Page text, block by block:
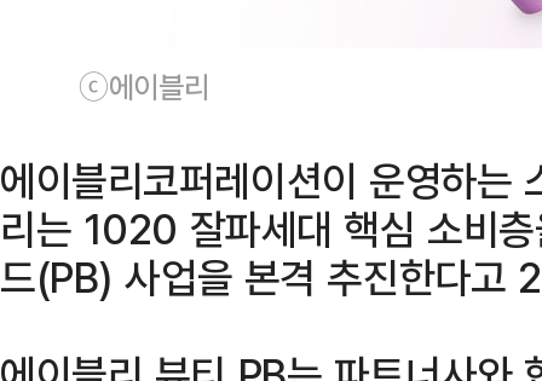
ⓒ에이블리
에이블리코퍼레이션이 운영하는
리는 1020 잘파세대 핵심 소비
드(PB) 사업을 본격 추진한다고